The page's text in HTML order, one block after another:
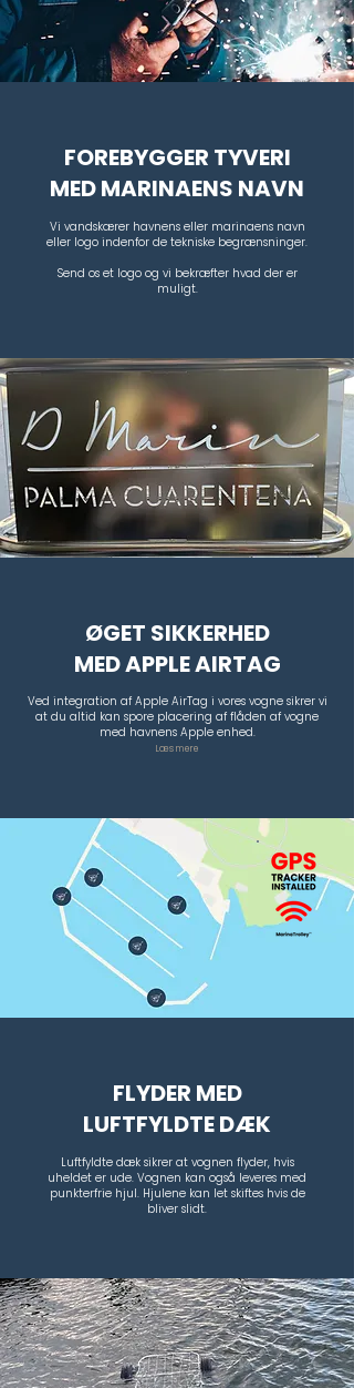
FOREBYGGER TYVERI
MED MARINAENS NAVN
Vi vandskærer havnens eller marinaens navn
eller logo indenfor de tekniske begrænsninger.
Send os et logo og vi bekræfter hvad der er
muligt.
​ØGET SIKKERHED
MED APPLE AIRTAG
Ved integration af Apple AirTag i vores vogne sikrer vi
at du altid kan spore placering af flåden af vogne
med havnens Apple enhed.
Læs mere
FLYDER MED
LUFTFYLDTE DÆK
Luftfyldte dæk sikrer at vognen flyder, hvis
uheldet er ude. Vognen kan også leveres med
punkterfrie hjul. Hjulene kan let skiftes hvis de
bliver slidt.